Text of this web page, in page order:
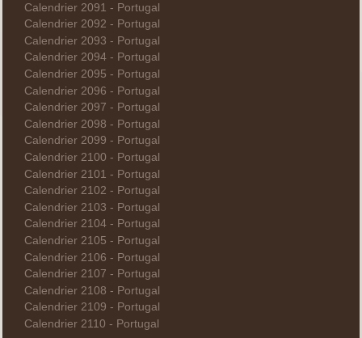
Calendrier 2091 - Portugal
Calendrier 2092 - Portugal
Calendrier 2093 - Portugal
Calendrier 2094 - Portugal
Calendrier 2095 - Portugal
Calendrier 2096 - Portugal
Calendrier 2097 - Portugal
Calendrier 2098 - Portugal
Calendrier 2099 - Portugal
Calendrier 2100 - Portugal
Calendrier 2101 - Portugal
Calendrier 2102 - Portugal
Calendrier 2103 - Portugal
Calendrier 2104 - Portugal
Calendrier 2105 - Portugal
Calendrier 2106 - Portugal
Calendrier 2107 - Portugal
Calendrier 2108 - Portugal
Calendrier 2109 - Portugal
Calendrier 2110 - Portugal